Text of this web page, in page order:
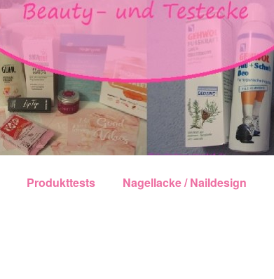
Produkttests Nagellacke / Naildesign